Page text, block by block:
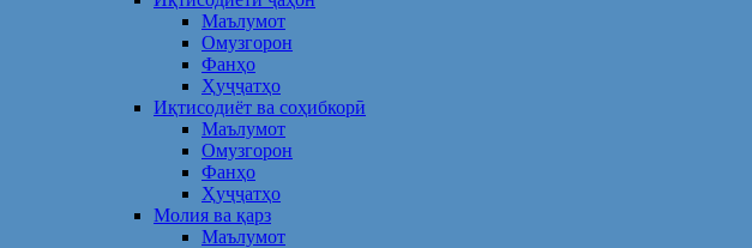
Маълумот
Омузгорон
Фанҳо
Ҳуҷҷатҳо
Иқтисодиёт ва соҳибкорӣ
Маълумот
Омузгорон
Фанҳо
Ҳуҷҷатҳо
Молия ва қарз
Маълумот